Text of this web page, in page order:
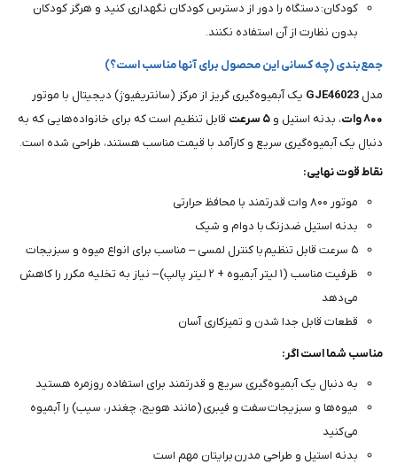
کودکان: دستگاه را دور از دسترس کودکان نگهداری کنید و هرگز کودکان
بدون نظارت از آن استفاده نکنند.
جمع‌بندی (چه کسانی این محصول برای آنها مناسب است؟)
مدل GJE46023 یک آبمیوه‌گیری گریز از مرکز (سانتریفیوژ) دیجیتال با موتور
۸۰۰ وات
، بدنه استیل و ۵ سرعت
قابل تنظیم است که برای خانواده‌هایی که به
دنبال یک آبمیوه‌گیری سریع و کارآمد با قیمت مناسب هستند، طراحی شده است.
نقاط قوت نهایی:
موتور ۸۰۰ وات قدرتمند با محافظ حرارتی
بدنه استیل ضدزنگ با دوام و شیک
۵ سرعت قابل تنظیم با کنترل لمسی – مناسب برای انواع میوه و سبزیجات
ظرفیت مناسب (۱ لیتر آبمیوه + ۲ لیتر پالپ) – نیاز به تخلیه مکرر را کاهش
می‌دهد
قطعات قابل جدا شدن و تمیزکاری آسان
مناسب شما است اگر:
به دنبال یک آبمیوه‌گیری سریع و قدرتمند برای استفاده روزمره هستید
میوه‌ها و سبزیجات سفت و فیبری (مانند هویج، چغندر، سیب) را آبمیوه
می‌کنید
بدنه استیل و طراحی مدرن برایتان مهم است